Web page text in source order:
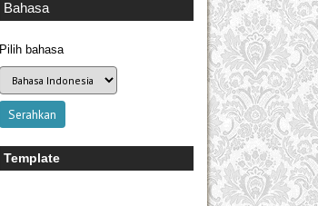
Bahasa
Pilih bahasa
Template